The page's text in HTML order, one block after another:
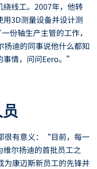
线工。2007年，他转
3D测量设备并设计测
份轴生产主管的工作，
迪的同事说他什么都知
情，问问Eero。”
很有意义：“目前，每一
尔扬迪的首批员工之
为康迈斯新员工的先锋并